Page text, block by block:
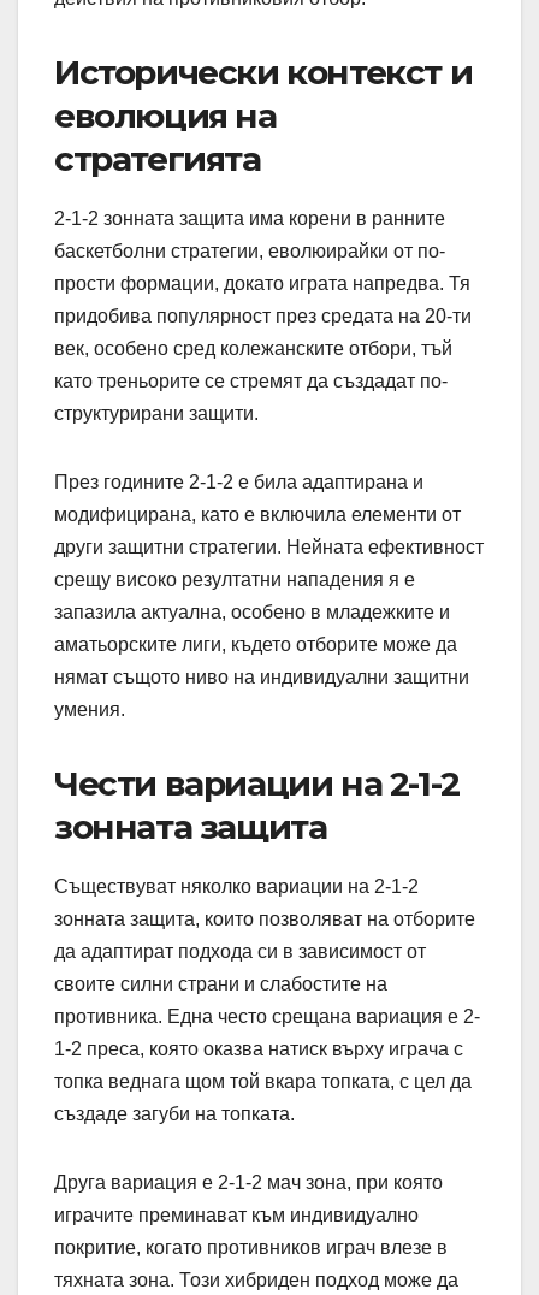
Исторически контекст и
еволюция на
стратегията
2-1-2 зонната защита има корени в ранните
баскетболни стратегии, еволюирайки от по-
прости формации, докато играта напредва. Тя
придобива популярност през средата на 20-ти
век, особено сред колежанските отбори, тъй
като треньорите се стремят да създадат по-
структурирани защити.
През годините 2-1-2 е била адаптирана и
модифицирана, като е включила елементи от
други защитни стратегии. Нейната ефективност
срещу високо резултатни нападения я е
запазила актуална, особено в младежките и
аматьорските лиги, където отборите може да
нямат същото ниво на индивидуални защитни
умения.
Чести вариации на 2-1-2
зонната защита
Съществуват няколко вариации на 2-1-2
зонната защита, които позволяват на отборите
да адаптират подхода си в зависимост от
своите силни страни и слабостите на
противника. Една често срещана вариация е 2-
1-2 преса, която оказва натиск върху играча с
топка веднага щом той вкара топката, с цел да
създаде загуби на топката.
Друга вариация е 2-1-2 мач зона, при която
играчите преминават към индивидуално
покритие, когато противников играч влезе в
тяхната зона. Този хибриден подход може да